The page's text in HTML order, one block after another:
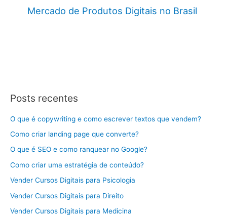
Mercado de Produtos Digitais no Brasil
Posts recentes
O que é copywriting e como escrever textos que vendem?
Como criar landing page que converte?
O que é SEO e como ranquear no Google?
Como criar uma estratégia de conteúdo?
Vender Cursos Digitais para Psicologia
Vender Cursos Digitais para Direito
Vender Cursos Digitais para Medicina